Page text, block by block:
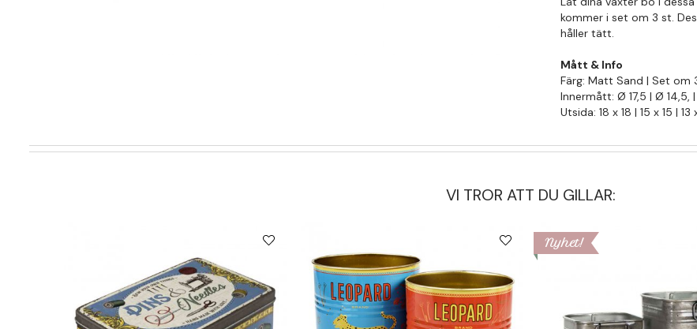
kommer i set om 3 st.
håller tätt.
Mått & Info
Färg: Matt Sand | Set om
Innermått: Ø 17,5 | Ø 14,5,
Utsida: 18 x 18 | 15 x 15 | 13
VI TROR ATT DU GILLAR:
Nyhet!